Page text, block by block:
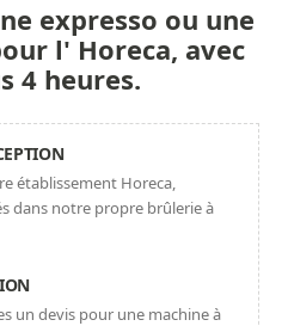
expresso ou une
l' Horeca, avec
4 heures.
établissement Horeca,
dans notre propre brûlerie à
un devis pour une machine à